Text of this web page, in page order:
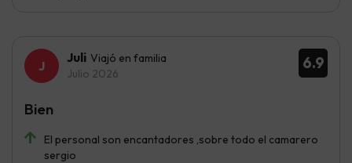
6.9
Juli Viajó en familia
Julio 2026
El personal son encantadores ,sobre todo el camarero
sergio
Bien